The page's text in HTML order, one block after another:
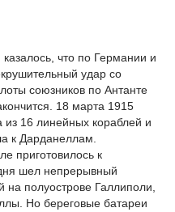
что по Германии и
удар со
союзников по Антанте
18 марта 1915
из 16 линейных кораблей и
к Дарданеллам.
приготовилось к
шел непрерывный
на полуострове Галлиполи,
Но береговые батареи